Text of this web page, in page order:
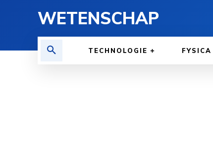
WETENSCHAP
TECHNOLOGIE FYSICA